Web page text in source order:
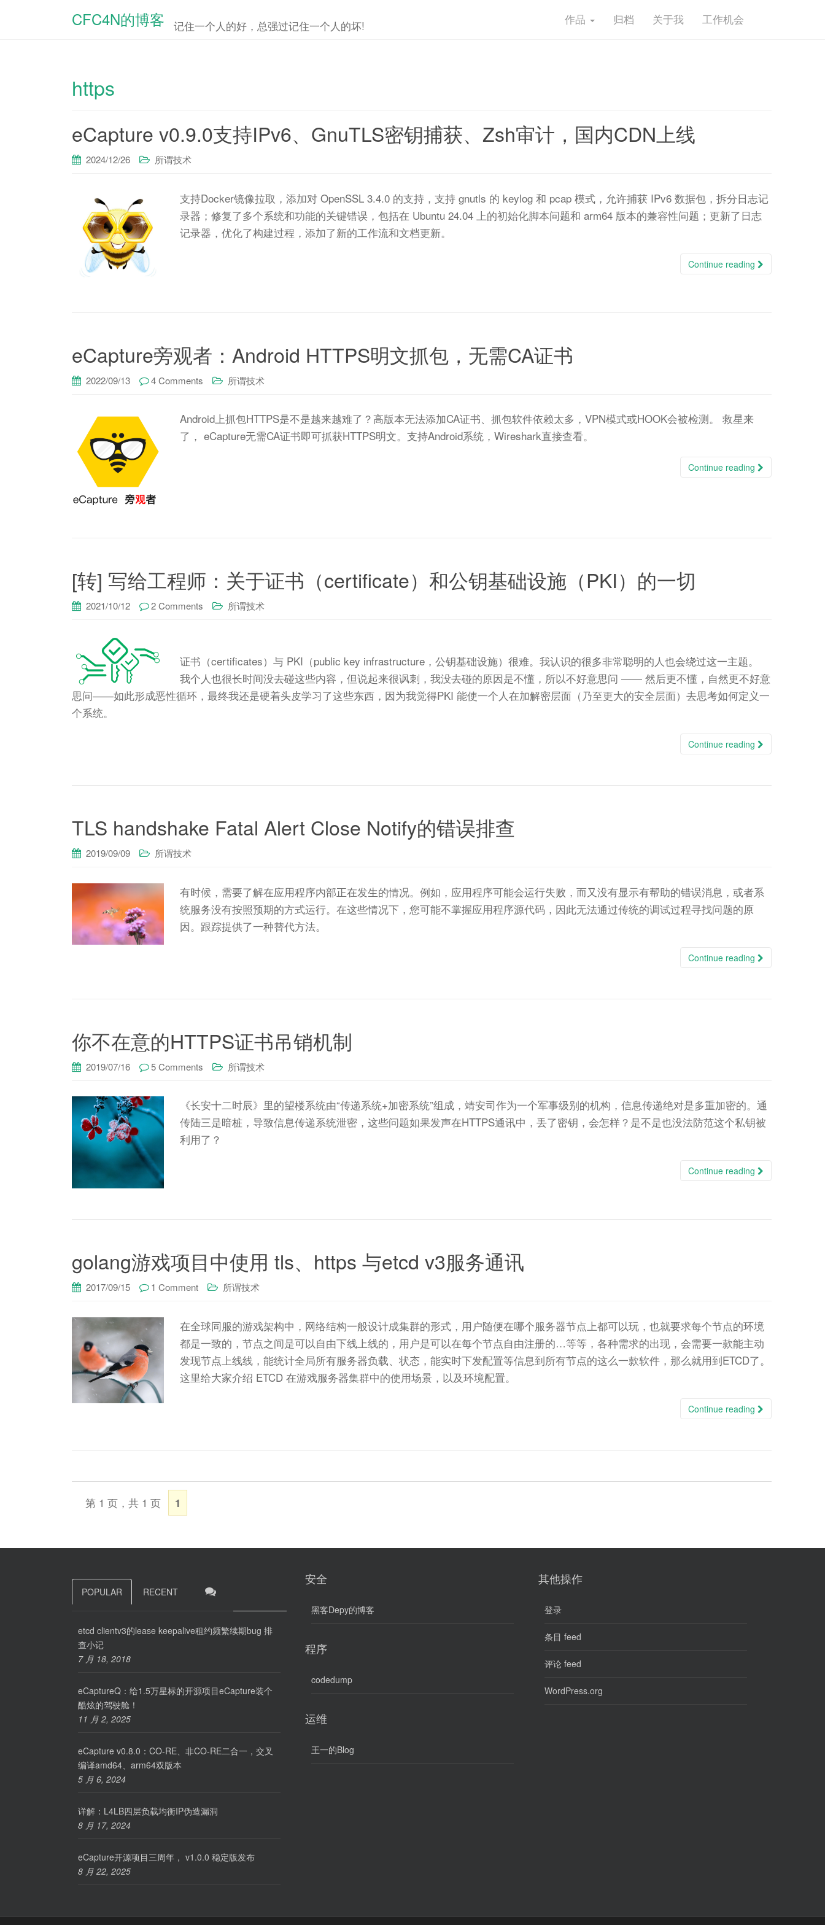
CFC4N的博客 记住一个人的好，总强过记住一个人的坏! 作品 归档 关于我 工作机会
https
eCapture v0.9.0支持IPv6、GnuTLS密钥捕获、Zsh审计，国内CDN上线
2024/12/26 所谓技术
支持Docker镜像拉取，添加对 OpenSSL 3.4.0 的支持，支持 gnutls 的 keylog 和 pcap 模式，允许捕获 IPv6 数据包，拆分日志记
录器；修复了多个系统和功能的关键错误，包括在 Ubuntu 24.04 上的初始化脚本问题和 arm64 版本的兼容性问题；更新了日志
记录器，优化了构建过程，添加了新的工作流和文档更新。
Continue reading
eCapture旁观者：Android HTTPS明文抓包，无需CA证书
2022/09/13 4 Comments 所谓技术
Android上抓包HTTPS是不是越来越难了？高版本无法添加CA证书、抓包软件依赖太多，VPN模式或HOOK会被检测。 救星来
了， eCapture无需CA证书即可抓获HTTPS明文。支持Android系统，Wireshark直接查看。
Continue reading
[转] 写给工程师：关于证书（certificate）和公钥基础设施（PKI）的一切
2021/10/12 2 Comments 所谓技术
证书（certificates）与 PKI（public key infrastructure，公钥基础设施）很难。我认识的很多非常聪明的人也会绕过这一主题。
我个人也很长时间没去碰这些内容，但说起来很讽刺，我没去碰的原因是不懂，所以不好意思问 —— 然后更不懂，自然更不好意
思问——如此形成恶性循环，最终我还是硬着头皮学习了这些东西，因为我觉得PKI 能使一个人在加解密层面（乃至更大的安全层面）去思考如何定义一
个系统。
Continue reading
TLS handshake Fatal Alert Close Notify的错误排查
2019/09/09 所谓技术
有时候，需要了解在应用程序内部正在发生的情况。例如，应用程序可能会运行失败，而又没有显示有帮助的错误消息，或者系
统服务没有按照预期的方式运行。在这些情况下，您可能不掌握应用程序源代码，因此无法通过传统的调试过程寻找问题的原
因。跟踪提供了一种替代方法。
Continue reading
你不在意的HTTPS证书吊销机制
2019/07/16 5 Comments 所谓技术
《长安十二时辰》里的望楼系统由“传递系统+加密系统”组成，靖安司作为一个军事级别的机构，信息传递绝对是多重加密的。通
传陆三是暗桩，导致信息传递系统泄密，这些问题如果发声在HTTPS通讯中，丢了密钥，会怎样？是不是也没法防范这个私钥被
利用了？
Continue reading
golang游戏项目中使用 tls、https 与etcd v3服务通讯
2017/09/15 1 Comment 所谓技术
在全球同服的游戏架构中，网络结构一般设计成集群的形式，用户随便在哪个服务器节点上都可以玩，也就要求每个节点的环境
都是一致的，节点之间是可以自由下线上线的，用户是可以在每个节点自由注册的…等等，各种需求的出现，会需要一款能主动
发现节点上线线，能统计全局所有服务器负载、状态，能实时下发配置等信息到所有节点的这么一款软件，那么就用到ETCD了。
这里给大家介绍 ETCD 在游戏服务器集群中的使用场景，以及环境配置。
Continue reading
第 1 页，共 1 页 1
POPULAR RECENT
etcd clientv3的lease keepalive租约频繁续期bug 排
查小记
7 月 18, 2018
eCaptureQ：给1.5万星标的开源项目eCapture装个
酷炫的驾驶舱！
11 月 2, 2025
eCapture v0.8.0：CO-RE、非CO-RE二合一，交叉
编译amd64、arm64双版本
5 月 6, 2024
详解：L4LB四层负载均衡IP伪造漏洞
8 月 17, 2024
eCapture开源项目三周年， v1.0.0 稳定版发布
8 月 22, 2025
安全
黑客Depy的博客
程序
codedump
运维
王一的Blog
其他操作
登录
条目 feed
评论 feed
WordPress.org